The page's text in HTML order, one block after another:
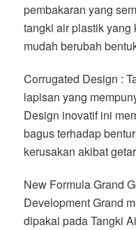
pembakaran yang
tangki air plastik yang
mudah berubah
Corrugated Design :
lapisan yang
Design inovatif ini
bagus terhadap
kerusakan akibat
New Formula Grand
Development Grand
dipakai pada Tangki